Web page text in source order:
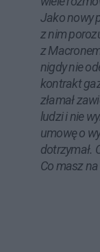
Jako nowy
z nim
z
nigdy nie
kontrakt
złamał
ludzi i nie
umowę o
dotrzymał.
Co masz na